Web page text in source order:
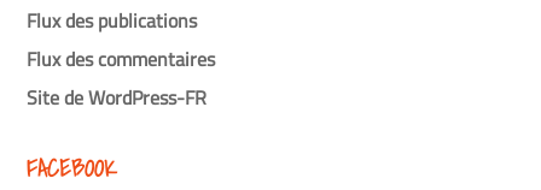
Flux des publications
Flux des commentaires
Site de WordPress-FR
FACEBOOK